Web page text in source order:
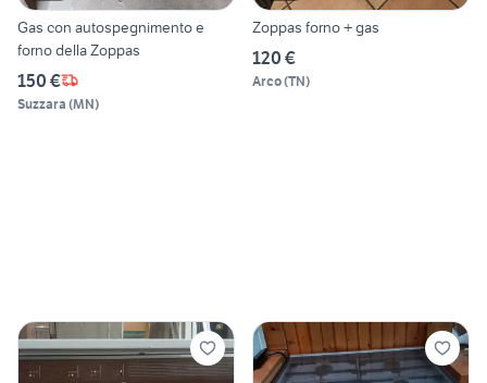
Gas con autospegnimento e
forno della Zoppas
150 €
Suzzara (MN)
Zoppas forno + gas
120 €
Arco(TN)